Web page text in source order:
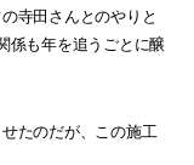
寺田さんとのやりと
係も年を追うごとに醸
たのだが、この施工